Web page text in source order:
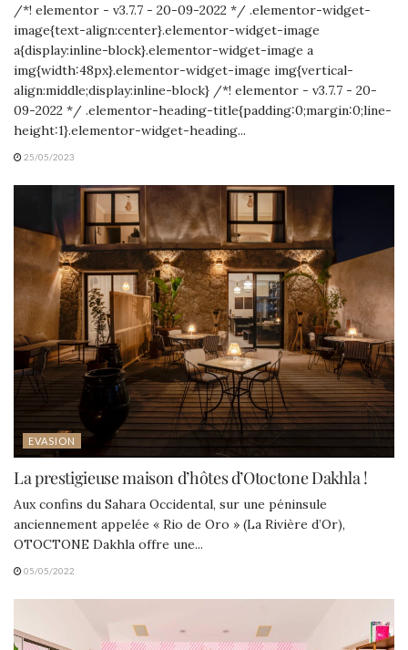
/*! elementor - v3.7.7 - 20-09-2022 */ .elementor-widget-
image{text-align:center}.elementor-widget-image
a{display:inline-block}.elementor-widget-image a
img{width:48px}.elementor-widget-image img{vertical-
align:middle;display:inline-block} /*! elementor - v3.7.7 - 20-
09-2022 */ .elementor-heading-title{padding:0;margin:0;line-
height:1}.elementor-widget-heading...
25/05/2023
EVASION
La prestigieuse maison d’hôtes d’Otoctone Dakhla !
Aux confins du Sahara Occidental, sur une péninsule
anciennement appelée « Rio de Oro » (La Rivière d’Or),
OTOCTONE Dakhla offre une...
05/05/2022